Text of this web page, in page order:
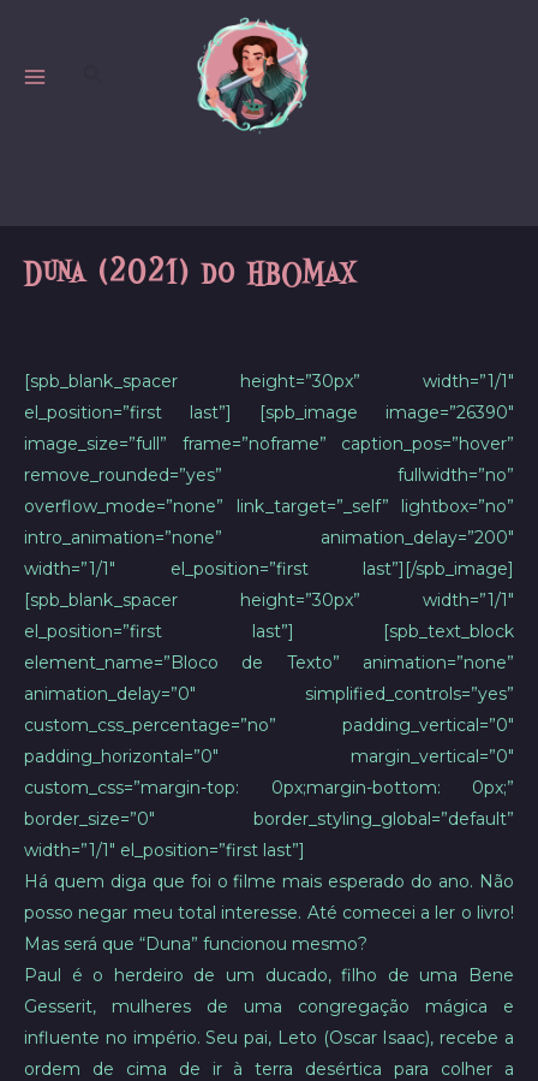
content
Duna (2021) do HBOMax
[spb_blank_spacer height=”30px” width=”1/1″
el_position=”first last”] [spb_image image=”26390″
image_size=”full” frame=”noframe” caption_pos=”hover”
remove_rounded=”yes” fullwidth=”no”
overflow_mode=”none” link_target=”_self” lightbox=”no”
intro_animation=”none” animation_delay=”200″
width=”1/1″ el_position=”first last”][/spb_image]
[spb_blank_spacer height=”30px” width=”1/1″
el_position=”first last”] [spb_text_block
element_name=”Bloco de Texto” animation=”none”
animation_delay=”0″ simplified_controls=”yes”
custom_css_percentage=”no” padding_vertical=”0″
padding_horizontal=”0″ margin_vertical=”0″
custom_css=”margin-top: 0px;margin-bottom: 0px;”
border_size=”0″ border_styling_global=”default”
width=”1/1″ el_position=”first last”]
Há quem diga que foi o filme mais esperado do ano. Não
posso negar meu total interesse. Até comecei a ler o livro!
Mas será que “Duna” funcionou mesmo?
Paul é o herdeiro de um ducado, filho de uma Bene
Gesserit, mulheres de uma congregação mágica e
influente no império. Seu pai, Leto (Oscar Isaac), recebe a
ordem de cima de ir à terra desértica para colher a